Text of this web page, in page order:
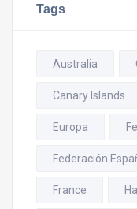
Tags
Australia
Canary Islands
Europa
Federación
France